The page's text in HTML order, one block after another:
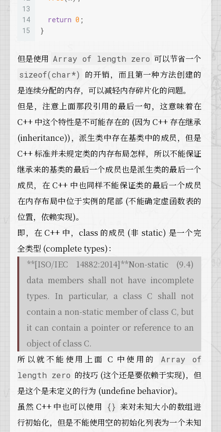
13
14
15
return 0 ;
}
但是使用 Array of length zero 可以节省一个
sizeof(char*)
的开销，而且第一种方法创建的
是连续分配的内存，可以减轻内存碎片化的问题。
但是，注意上面那段引用的最后一句，这意味着在
C++ 中这个特性是不可能存在的 (因为 C++ 存在继承
(inheritance))，派生类中存在基类中的成员，但是
C++ 标准并未规定类的内存布局怎样，所以不能保证
继承来的基类的最后一个成员也是派生类的最后一个
成员，在 C++ 中也同样不能保证类的最后一个成员
在内存布局中位于实例的尾部 (不能确定虚函数表的
位置，依赖实现)。
即，在 C++ 中，class 的成员 (非 static) 是一个完
全类型 (complete types)：
**[ISO/IEC 14882:2014]**Non-static (9.4)
data members shall not have incomplete
types. In particular, a class C shall not
contain a non-static member of class C, but
it can contain a pointer or reference to an
object of class C.
所以就不能使用上面 C 中使用的
Array of
length zero 的技巧 (这个还是要依赖于实现)，但
是这个是未定义的行为 (undefine behavior)。
虽然 C++ 中也可以使用 {} 来对未知大小的数组进
行初始化，但是不能使用空的初始化列表为一个未知